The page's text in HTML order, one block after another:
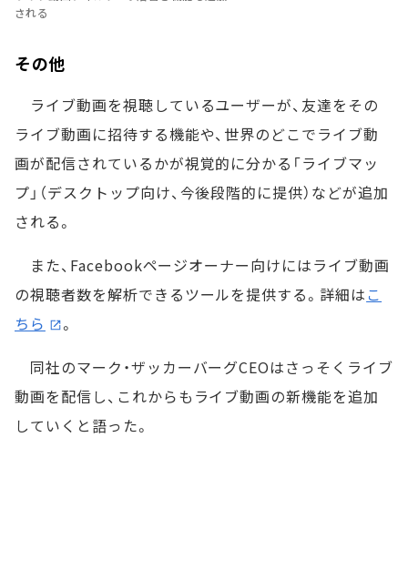
される
その他
ライブ動画を視聴しているユーザーが、友達をその
ライブ動画に招待する機能や、世界のどこでライブ動
画が配信されているかが視覚的に分かる「ライブマッ
プ」（デスクトップ向け、今後段階的に提供）などが追加
される。
また、Facebookページオーナー向けにはライブ動画
の視聴者数を解析できるツールを提供する。詳細は こ
ちら
。
同社のマーク・ザッカーバーグCEOはさっそくライブ
動画を配信し、これからもライブ動画の新機能を追加
していくと語った。